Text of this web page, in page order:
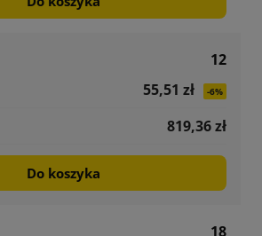
12
55,51 zł
-6%
819,36 zł
Do koszyka
18